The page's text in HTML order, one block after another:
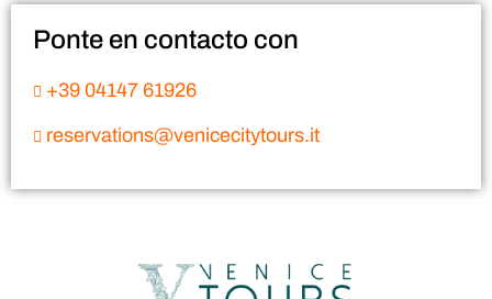
Ponte en contacto con
+39 04147 61926
reservations@venicecitytours.it